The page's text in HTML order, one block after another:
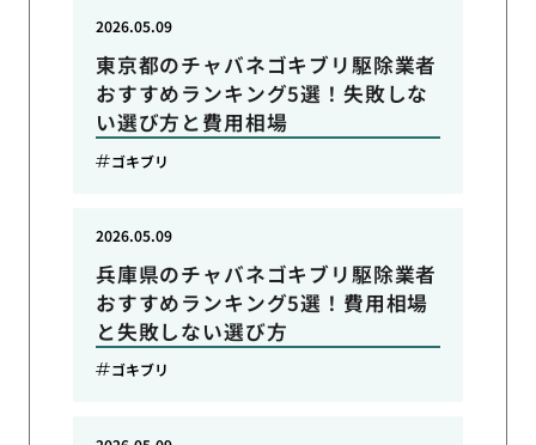
東京都のチャバネゴキブリ駆除業者
おすすめランキング5選！失敗しな
い選び方と費用相場
2026.05.09
ゴキブリ
兵庫県のチャバネゴキブリ駆除業者
おすすめランキング5選！費用相場
と失敗しない選び方
2026.05.09
ゴキブリ